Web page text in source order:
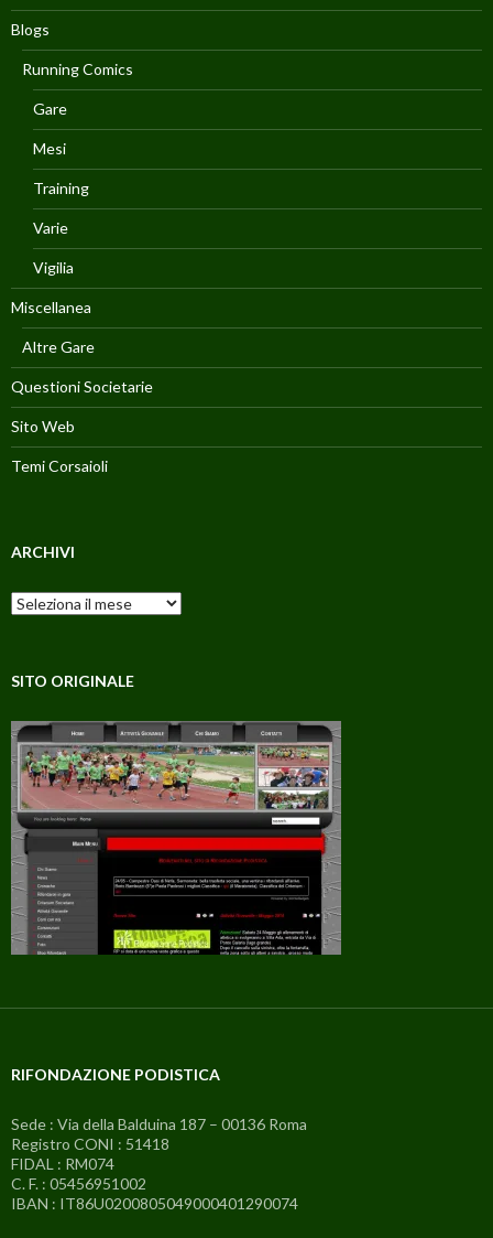
Blogs
Running Comics
Gare
Mesi
Training
Varie
Vigilia
Miscellanea
Altre Gare
Questioni Societarie
Sito Web
Temi Corsaioli
ARCHIVI
Archivi
SITO ORIGINALE
RIFONDAZIONE PODISTICA
Sede : Via della Balduina 187 – 00136 Roma
Registro CONI : 51418
FIDAL : RM074
C. F. : 05456951002
IBAN : IT86U0200805049000401290074